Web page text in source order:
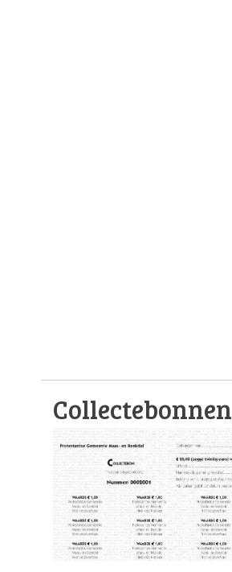
Collectebonnen